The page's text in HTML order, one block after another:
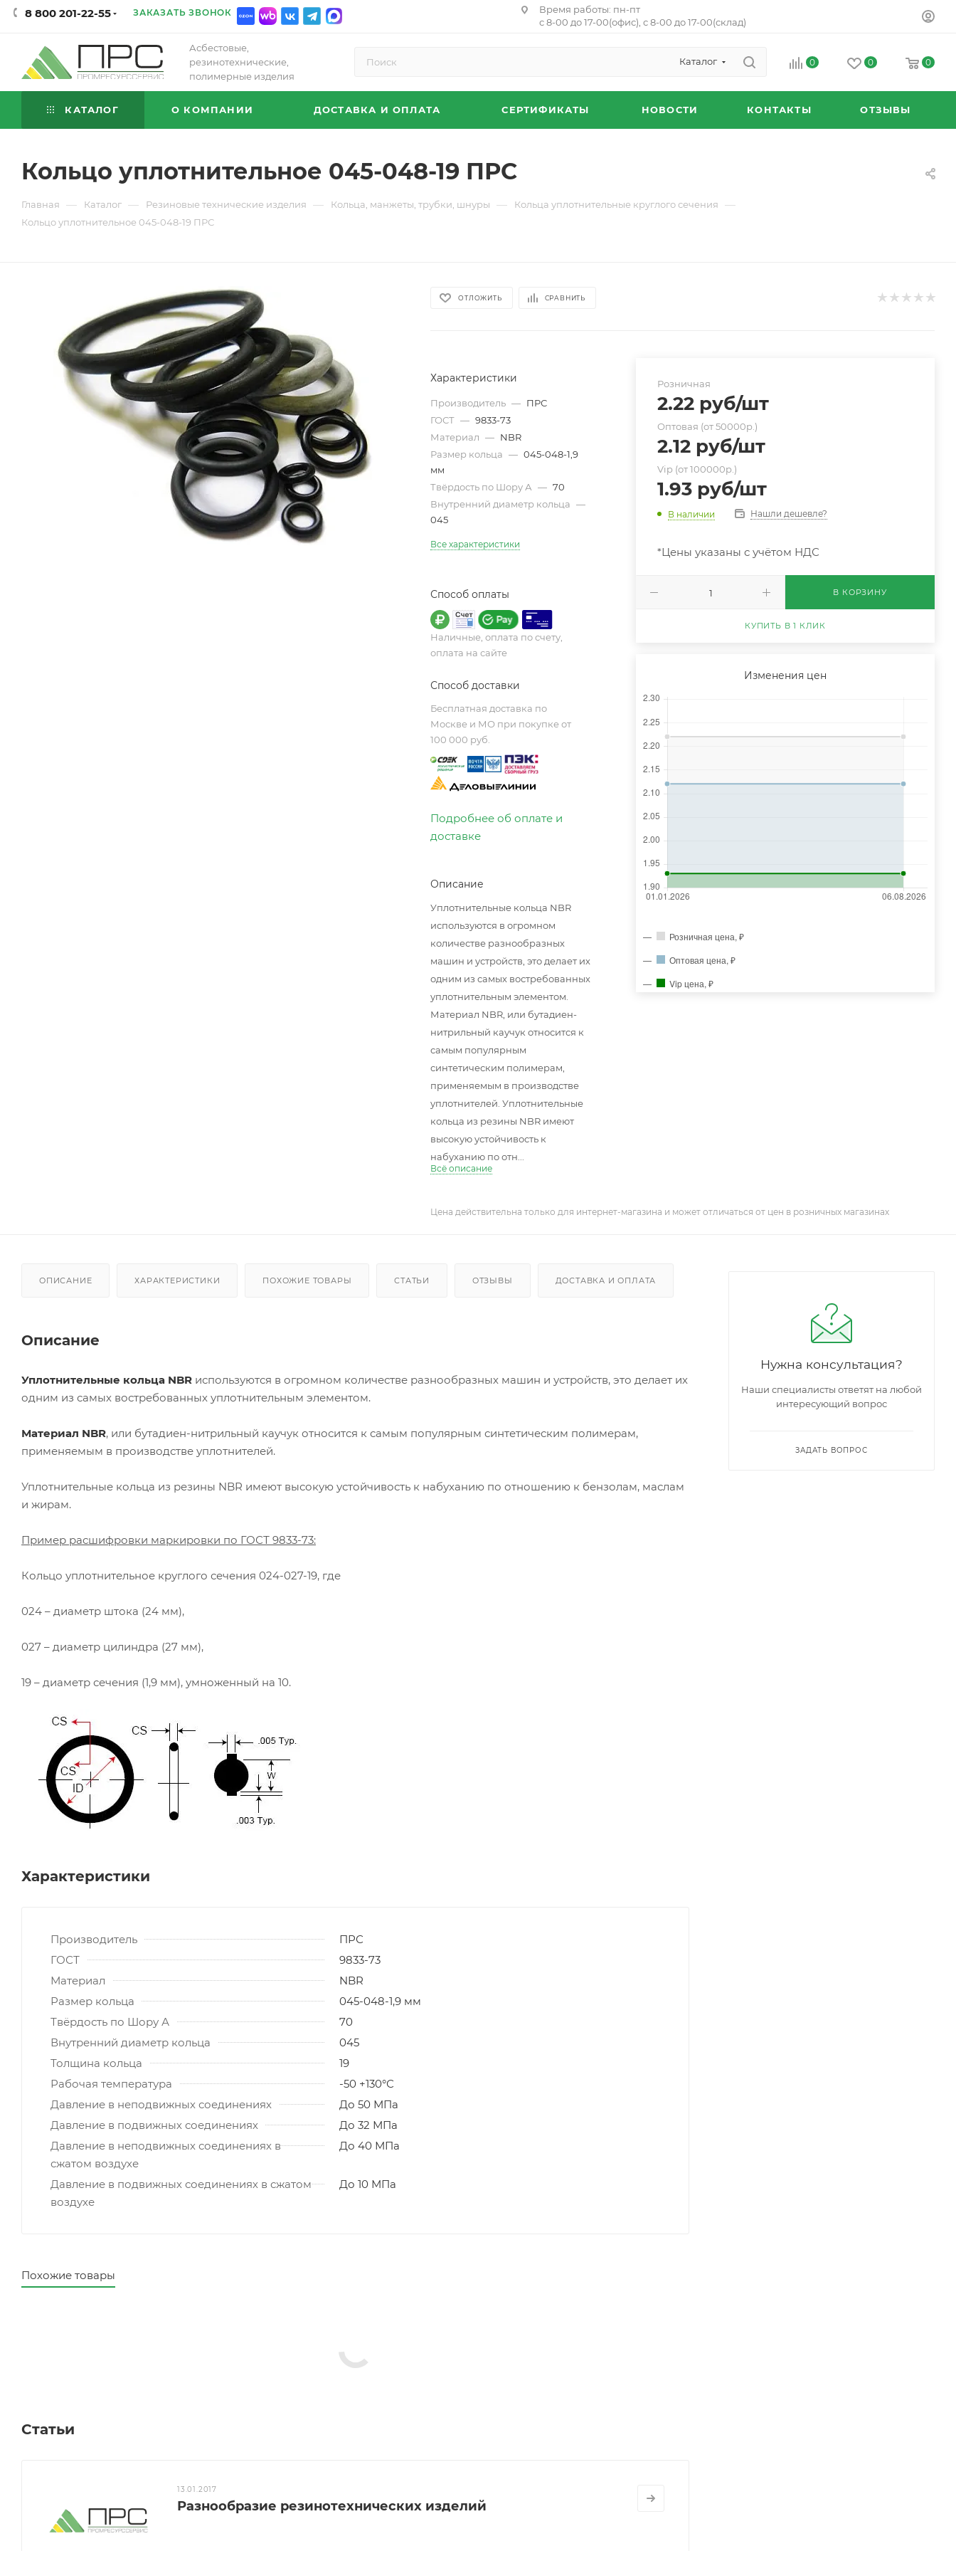
8 800 201-22-55 ЗАКАЗАТЬ ЗВОНОК
Время работы: пн-пт
с 8-00 до 17-00(офис), с 8-00 до 17-00(склад)
Асбестовые,
резинотехнические,
полимерные изделия
Каталог 0 0 0
КАТАЛОГ О КОМПАНИИ ДОСТАВКА И ОПЛАТА СЕРТИФИКАТЫ НОВОСТИ КОНТАКТЫ ОТЗЫВЫ
Кольцо уплотнительное 045-048-19 ПРС
Главная — Каталог — Резиновые технические изделия — Кольца, манжеты, трубки, шнуры — Кольца уплотнительные круглого сечения —
Кольцо уплотнительное 045-048-19 ПРС
ОТЛОЖИТЬ СРАВНИТЬ
Характеристики
Производитель — ПРС
ГОСТ — 9833-73
Материал — NBR
Размер кольца — 045-048-1,9
мм
Твёрдость по Шору А — 70
Внутренний диаметр кольца —
045
Все характеристики
Способ оплаты
Наличные, оплата по счету,
оплата на сайте
Способ доставки
Бесплатная доставка по
Москве и МО при покупке от
100 000 руб.
Подробнее об оплате и
доставке
Описание
Уплотнительные кольца NBR
используются в огромном
количестве разнообразных
машин и устройств, это делает их
одним из самых востребованных
уплотнительным элементом.
Материал NBR, или бутадиен-
нитрильный каучук относится к
самым популярным
синтетическим полимерам,
применяемым в производстве
уплотнителей. Уплотнительные
кольца из резины NBR имеют
высокую устойчивость к
набуханию по отн...
Всё описание
Розничная
2.22 руб/шт
Оптовая (от 50000р.)
2.12 руб/шт
Vip (от 100000р.)
1.93 руб/шт
В наличии Нашли дешевле?
*Цены указаны с учётом НДС
В КОРЗИНУ
КУПИТЬ В 1 КЛИК
Изменения цен
Розничная цена, ₽
Оптовая цена, ₽
Vip цена, ₽
Цена действительна только для интернет-магазина и может отличаться от цен в розничных магазинах
ОПИСАНИЕ ХАРАКТЕРИСТИКИ ПОХОЖИЕ ТОВАРЫ СТАТЬИ ОТЗЫВЫ ДОСТАВКА И ОПЛАТА
Описание
Уплотнительные кольца NBR используются в огромном количестве разнообразных машин и устройств, это делает их
одним из самых востребованных уплотнительным элементом.
Материал NBR, или бутадиен-нитрильный каучук относится к самым популярным синтетическим полимерам,
применяемым в производстве уплотнителей.
Уплотнительные кольца из резины NBR имеют высокую устойчивость к набуханию по отношению к бензолам, маслам
и жирам.
Пример расшифровки маркировки по ГОСТ 9833-73:
Кольцо уплотнительное круглого сечения 024-027-19, где
024 – диаметр штока (24 мм),
027 – диаметр цилиндра (27 мм),
19 – диаметр сечения (1,9 мм), умноженный на 10.
Характеристики
Производитель
ПРС
ГОСТ
9833-73
Материал
NBR
Размер кольца
045-048-1,9 мм
Твёрдость по Шору А
70
Внутренний диаметр кольца
045
Толщина кольца
19
Рабочая температура
-50 +130°С
Давление в неподвижных соединениях
До 50 МПа
Давление в подвижных соединениях
До 32 МПа
Давление в неподвижных соединениях в
сжатом воздухе
До 40 МПа
Давление в подвижных соединениях в сжатом
воздухе
До 10 МПа
Похожие товары
Статьи
13.01.2017
Разнообразие резинотехнических изделий
Нужна консультация?
Наши специалисты ответят на любой
интересующий вопрос
ЗАДАТЬ ВОПРОС